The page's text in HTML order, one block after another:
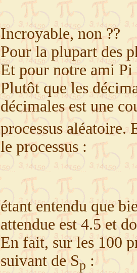
Incroyable, non ??
Pour la plupart des
Et pour notre ami Pi
Plutôt que les
décimales est une
processus aléatoire.
le processus :
étant entendu que
attendue est 4.5 et
En fait, sur les 100
suivant de Sp :